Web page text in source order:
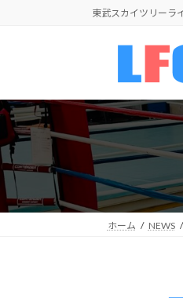
へ
ス
キ
ッ
プ
ョ
ン
に
移
動
東武スカイツリーラ
ホーム NEWS